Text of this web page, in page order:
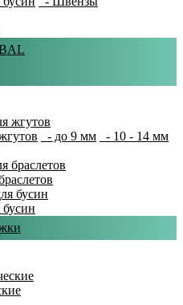
- до 9 мм
- 10 - 14 мм